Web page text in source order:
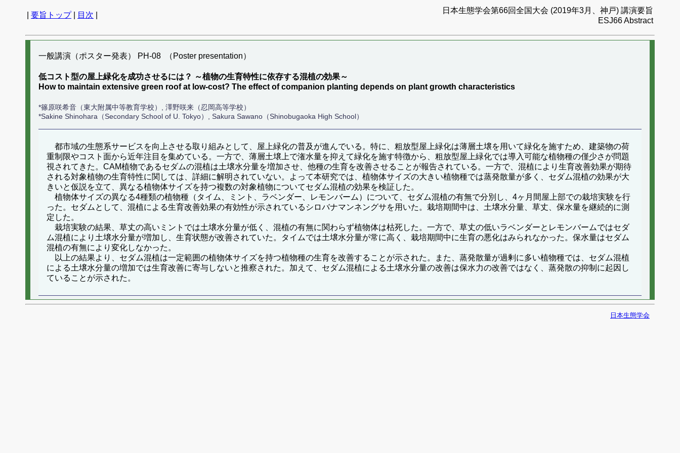
要旨トップ| 目次
日本生態学会第66回全国大会 (2019年3月、神戸) 講演要旨
ESJ66 Abstract
一般講演（ポスター発表） PH-08 （Poster presentation）
低コスト型の屋上緑化を成功させるには？ ～植物の生育特性に依存する混植の効果～
How to maintain extensive green roof at low-cost? The effect of companion planting depends on plant growth characteristics
*篠原咲希音（東大附属中等教育学校）, 澤野咲来（忍岡高等学校）
*Sakine Shinohara（Secondary School of U. Tokyo）, Sakura Sawano（Shinobugaoka High School）
都市域の生態系サービスを向上させる取り組みとして、屋上緑化の普及が進んでいる。特に、粗放型屋上緑化は薄層土壌を用いて緑化を施すため、建築物の荷
重制限やコスト面から近年注目を集めている。一方で、薄層土壌上で潅水量を抑えて緑化を施す特徴から、粗放型屋上緑化では導入可能な植物種の僅少さが問題
視されてきた。CAM植物であるセダムの混植は土壌水分量を増加させ、他種の生育を改善させることが報告されている。一方で、混植により生育改善効果が期待
される対象植物の生育特性に関しては、詳細に解明されていない。よって本研究では、植物体サイズの大きい植物種では蒸発散量が多く、セダム混植の効果が大
きいと仮説を立て、異なる植物体サイズを持つ複数の対象植物についてセダム混植の効果を検証した。
植物体サイズの異なる4種類の植物種（タイム、ミント、ラベンダー、レモンバーム）について、セダム混植の有無で分別し、4ヶ月間屋上部での栽培実験を行
った。セダムとして、混植による生育改善効果の有効性が示されているシロバナマンネングサを用いた。栽培期間中は、土壌水分量、草丈、保水量を継続的に測
定した。
栽培実験の結果、草丈の高いミントでは土壌水分量が低く、混植の有無に関わらず植物体は枯死した。一方で、草丈の低いラベンダーとレモンバームではセダ
ム混植により土壌水分量が増加し、生育状態が改善されていた。タイムでは土壌水分量が常に高く、栽培期間中に生育の悪化はみられなかった。保水量はセダム
混植の有無により変化しなかった。
以上の結果より、セダム混植は一定範囲の植物体サイズを持つ植物種の生育を改善することが示された。また、蒸発散量が過剰に多い植物種では、セダム混植
による土壌水分量の増加では生育改善に寄与しないと推察された。加えて、セダム混植による土壌水分量の改善は保水力の改善ではなく、蒸発散の抑制に起因し
ていることが示された。
日本生態学会